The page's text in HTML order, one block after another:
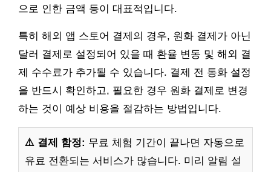
으로 인한 금액 등이 대표적입니다.
특히 해외 앱 스토어 결제의 경우, 원화 결제가 아닌
달러 결제로 설정되어 있을 때 환율 변동 및 해외 결
제 수수료가 추가될 수 있습니다. 결제 전 통화 설정
을 반드시 확인하고, 필요한 경우 원화 결제로 변경
하는 것이 예상 비용을 절감하는 방법입니다.
⚠️ 결제 함정: 무료 체험 기간이 끝나면 자동으로
유료 전환되는 서비스가 많습니다. 미리 알림 설